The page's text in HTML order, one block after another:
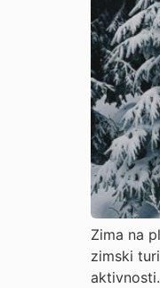
Zima na
zimski